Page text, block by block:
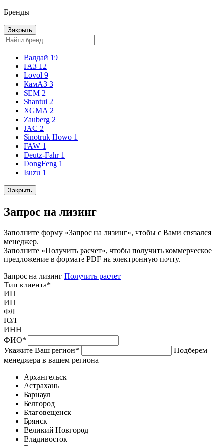
Бренды
Закрыть
Валдай 19
ГАЗ 12
Lovol 9
КамАЗ 3
SEM 2
Shantui 2
XGMA 2
Zauberg 2
JAC 2
Sinotruk Howo 1
FAW 1
Deutz-Fahr 1
DongFeng 1
Isuzu 1
Закрыть
Запрос на лизинг
Заполните форму «Запрос на лизинг», чтобы с Вами связался
менеджер.
Заполните «Получить расчет», чтобы получить коммерческое
предложение в формате PDF на электронную почту.
Запрос на лизинг Получить расчет
Тип клиента*
ИП
ИП
ФЛ
ЮЛ
ИНН
ФИО*
Укажите Ваш регион*
Подберем
менеджера в вашем региона
Архангельск
Астрахань
Барнаул
Белгород
Благовещенск
Брянск
Великий Новгород
Владивосток